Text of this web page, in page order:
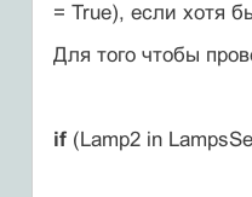
= True), если хотя
Для того чтобы
if(Lamp2 in